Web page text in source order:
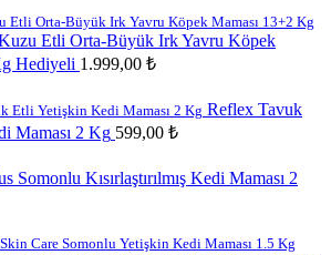
Etli Orta-Büyük Irk Yavru Köpek Maması 13+2 Kg
Etli Orta-Büyük Irk Yavru Köpek
Hediyeli 1.999,00 ₺
Etli Yetişkin Kedi Maması 2 Kg Reflex Tavuk
Maması 2 Kg 599,00 ₺
Somonlu Kısırlaştırılmış Kedi Maması 2
Care Somonlu Yetişkin Kedi Maması 1.5 Kg